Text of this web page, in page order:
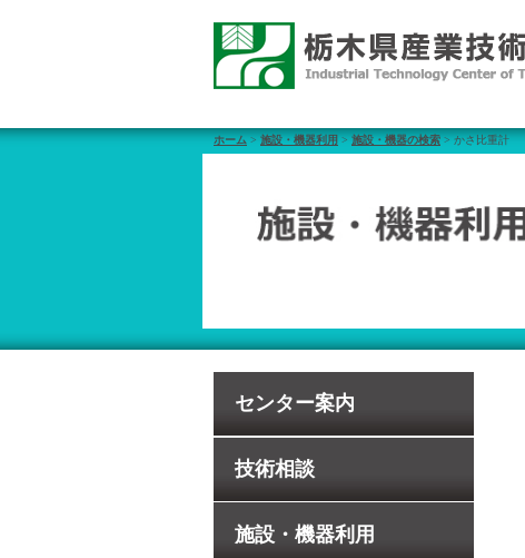
ホーム > 施設・機器利用 > 施設・機器の検索 > かさ比重計
センター案内
技術相談
施設・機器利用